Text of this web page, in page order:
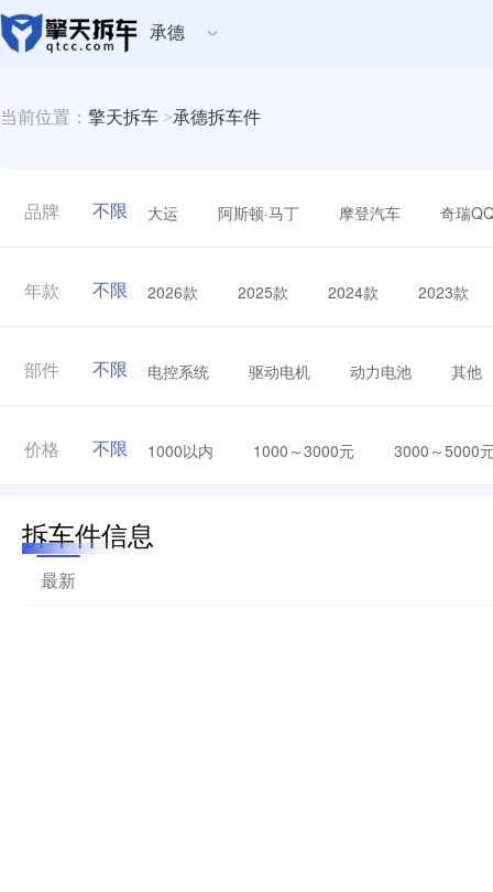
承德
当前位置： 擎天拆车 >承德拆车件
品牌 不限 大运 阿斯顿·马丁 摩登汽车 奇瑞
年款 不限 2026款 2025款 2024款 2023款
部件 不限 电控系统 驱动电机 动力电池 其他
价格 不限 1000以内 1000～3000元 3000～5000
拆车件信息
最新